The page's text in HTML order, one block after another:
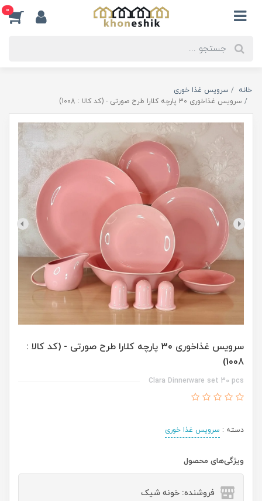
0
خانه
سرویس غذا خوری
سرویس غذاخوری 30 پارچه کلارا طرح صورتی - (کد کالا : 1008)
سرویس غذاخوری 30 پارچه کلارا طرح صورتی - (کد کالا :
1008)
Clara Dinnerware set 30 pcs
دسته : سرویس غذا خوری
ویژگی‌های محصول
فروشنده: خونه شیک